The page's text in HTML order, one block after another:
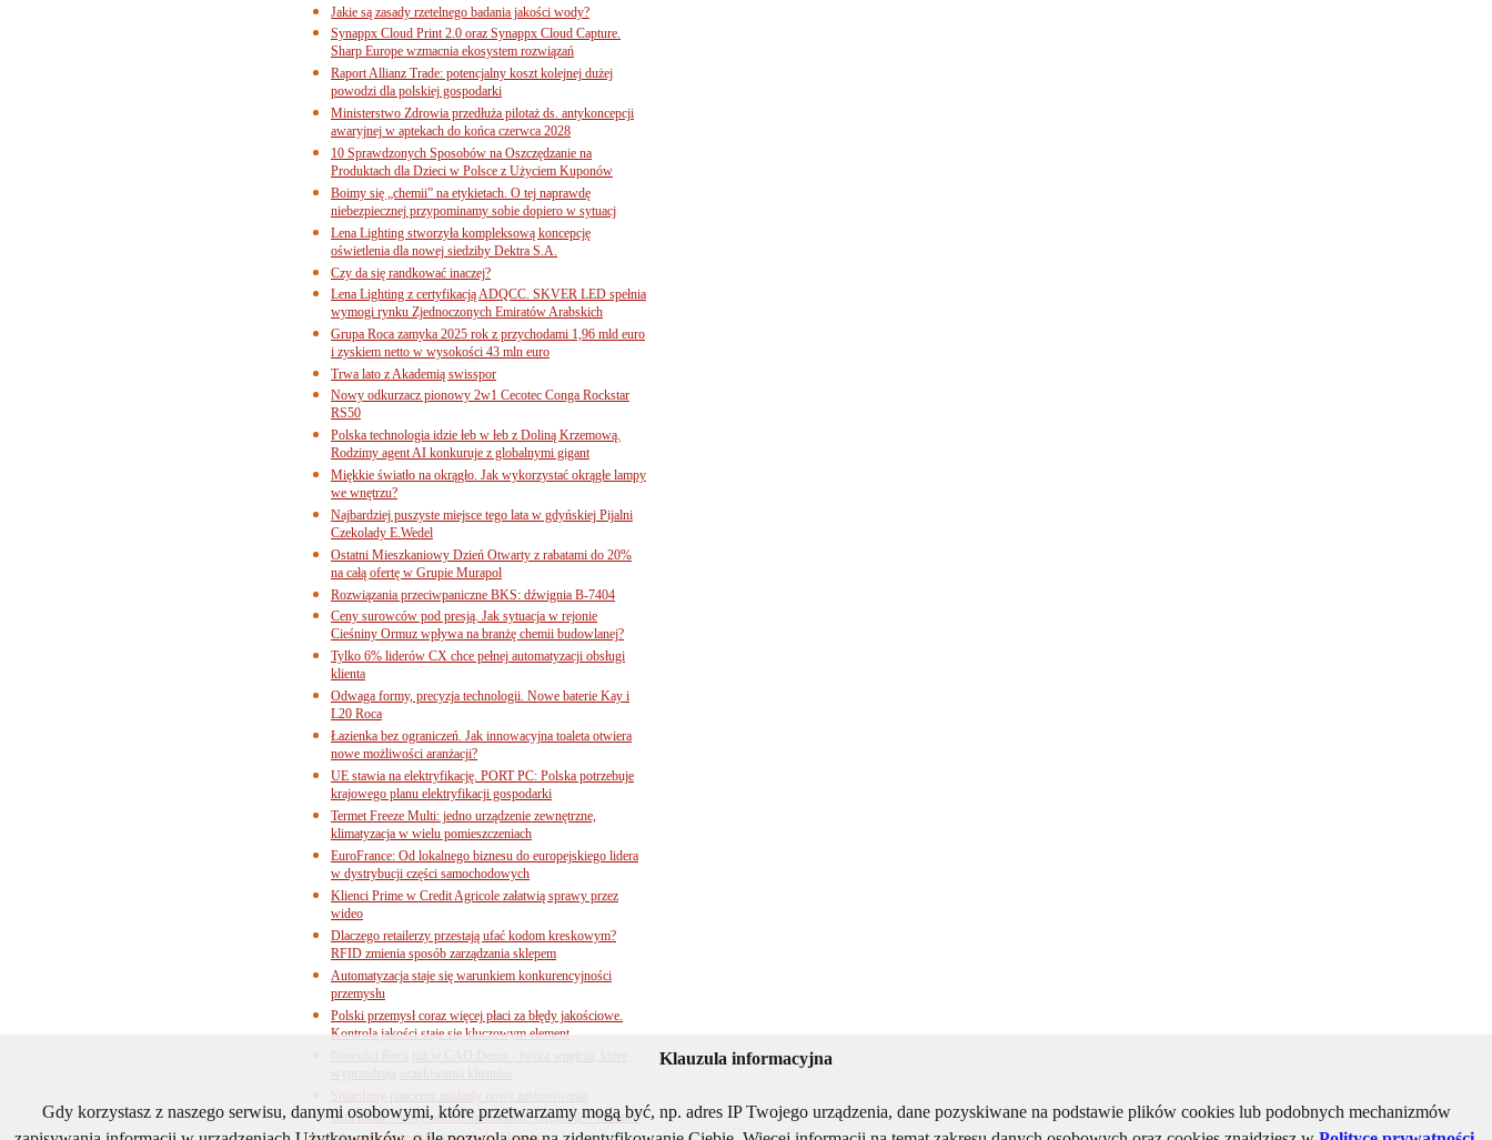
Jakie są zasady rzetelnego badania jakości wody?
Synappx Cloud Print 2.0 oraz Synappx Cloud Capture.
Sharp Europe wzmacnia ekosystem rozwiązań
Raport Allianz Trade: potencjalny koszt kolejnej dużej
powodzi dla polskiej gospodarki
Ministerstwo Zdrowia przedłuża pilotaż ds. antykoncepcji
awaryjnej w aptekach do końca czerwca 2028
10 Sprawdzonych Sposobów na Oszczędzanie na
Produktach dla Dzieci w Polsce z Użyciem Kuponów
Boimy się „chemii” na etykietach. O tej naprawdę
niebezpiecznej przypominamy sobie dopiero w sytuacj
Lena Lighting stworzyła kompleksową koncepcję
oświetlenia dla nowej siedziby Dektra S.A.
Czy da się randkować inaczej?
Lena Lighting z certyfikacją ADQCC. SKVER LED spełnia
wymogi rynku Zjednoczonych Emiratów Arabskich
Grupa Roca zamyka 2025 rok z przychodami 1,96 mld euro
i zyskiem netto w wysokości 43 mln euro
Trwa lato z Akademią swisspor
Nowy odkurzacz pionowy 2w1 Cecotec Conga Rockstar
RS50
Polska technologia idzie łeb w łeb z Doliną Krzemową.
Rodzimy agent AI konkuruje z globalnymi gigant
Miękkie światło na okrągło. Jak wykorzystać okrągłe lampy
we wnętrzu?
Najbardziej puszyste miejsce tego lata w gdyńskiej Pijalni
Czekolady E.Wedel
Ostatni Mieszkaniowy Dzień Otwarty z rabatami do 20%
na całą ofertę w Grupie Murapol
Rozwiązania przeciwpaniczne BKS: dźwignia B-7404
Ceny surowców pod presją. Jak sytuacja w rejonie
Cieśniny Ormuz wpływa na branżę chemii budowlanej?
Tylko 6% liderów CX chce pełnej automatyzacji obsługi
klienta
Odwaga formy, precyzja technologii. Nowe baterie Kay i
L20 Roca
Łazienka bez ograniczeń. Jak innowacyjna toaleta otwiera
nowe możliwości aranżacji?
UE stawia na elektryfikację. PORT PC: Polska potrzebuje
krajowego planu elektryfikacji gospodarki
Termet Freeze Multi: jedno urządzenie zewnętrzne,
klimatyzacja w wielu pomieszczeniach
EuroFrance: Od lokalnego biznesu do europejskiego lidera
w dystrybucji części samochodowych
Klienci Prime w Credit Agricole załatwią sprawy przez
wideo
Dlaczego retailerzy przestają ufać kodom kreskowym?
RFID zmienia sposób zarządzania sklepem
Automatyzacja staje się warunkiem konkurencyjności
przemysłu
Polski przemysł coraz więcej płaci za błędy jakościowe.
Kontrola jakości staje się kluczowym element
Nowości Roca już w CAD Decor - twórz wnętrza, które
wyprzedzają oczekiwania klientów
Gun metal - nowy odcień industrialnej elegancji w łazience
Klauzula informacyjna
Gdy korzystasz z naszego serwisu, danymi osobowymi, które przetwarzamy mogą być, np. adres IP Twojego urządzenia, dane pozyskiwane na podstawie plików cookies lub podobnych mechanizmów